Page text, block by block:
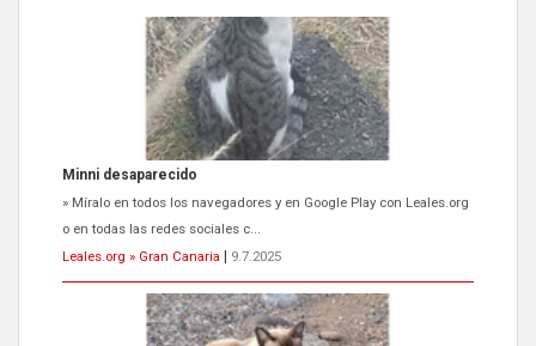
Siami Perdida
Se llama Siami,es hembra de 4 años,esterilizada con marca de
oreja,cariñosa,mimosa pero miedosa,e...
Leales.org » Gran Canaria
9.7.2025